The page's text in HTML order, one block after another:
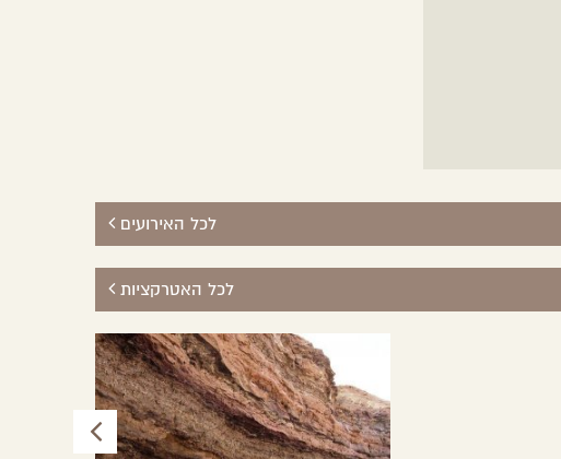
לכל האירועים
לכל האטרקציות